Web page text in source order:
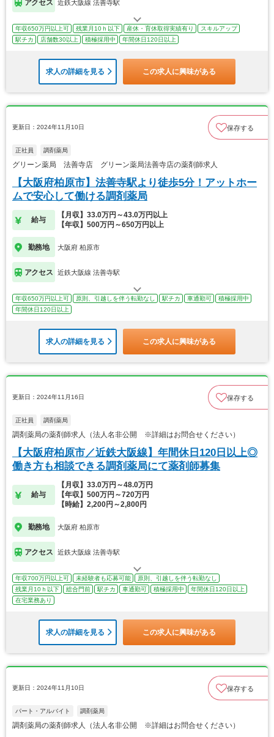
アクセス 近鉄大阪線 法善寺駅
年収650万円以上可 残業月10ｈ以下 産休・育休取得実績有り
スキルアップ
駅チカ
店舗数30以上 積極採用中 年間休日120日以上
求人の詳細を見る この求人に興味がある
更新日：2024年11月10日 保存する
正社員 調剤薬局
グリーン薬局 法善寺店 グリーン薬局法善寺店の薬剤師求人
【大阪府柏原市】法善寺駅より徒歩5分！アットホー
ムで安心して働ける調剤薬局
給与
【月収】33.0万円～43.0万円以上
【年収】500万円～650万円以上
勤務地 大阪府 柏原市
アクセス 近鉄大阪線 法善寺駅
年収650万円以上可 原則、引越しを伴う転勤なし 駅チカ 車通勤可
積極採用中
年間休日120日以上
求人の詳細を見る この求人に興味がある
更新日：2024年11月16日 保存する
正社員 調剤薬局
調剤薬局の薬剤師求人（法人名非公開 ※詳細はお問合せください）
【大阪府柏原市／近鉄大阪線】年間休日120日以上◎
働き方も相談できる調剤薬局にて薬剤師募集
給与
【月収】33.0万円～48.0万円
【年収】500万円～720万円
【時給】2,200円～2,800円
勤務地 大阪府 柏原市
アクセス 近鉄大阪線 法善寺駅
年収700万円以上可 未経験者も応募可能
原則、引越しを伴う転勤なし
残業月10ｈ以下
総合門前 駅チカ 車通勤可 積極採用中
年間休日120日以上
在宅業務あり
求人の詳細を見る この求人に興味がある
更新日：2024年11月10日 保存する
パート・アルバイト 調剤薬局
調剤薬局の薬剤師求人（法人名非公開 ※詳細はお問合せください）